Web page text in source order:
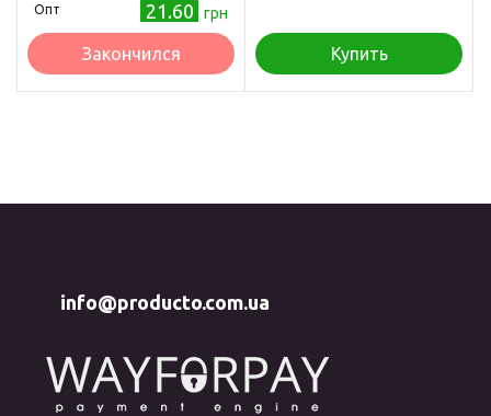
Опт 21.60 грн
Закончился Купить
info@producto.com.ua